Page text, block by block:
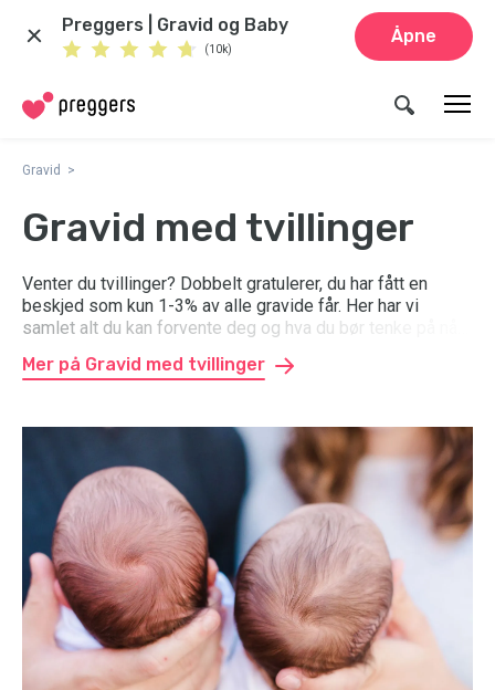
Preggers | Gravid og Baby
(10k)
Åpne
Gravid
Gravid med tvillinger
Venter du tvillinger? Dobbelt gratulerer, du har fått en
beskjed som kun 1-3% av alle gravide får. Her har vi
samlet alt du kan forvente deg og hva du bør tenke på når
Mer på Gravid med tvillinger